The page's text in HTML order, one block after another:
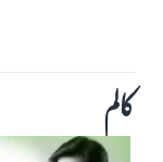
کالم